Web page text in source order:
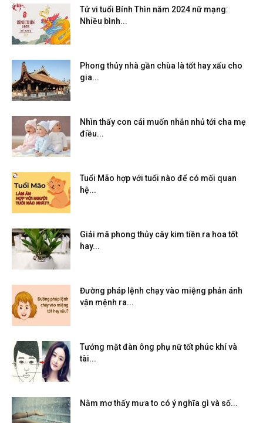
Tử vi tuổi Bính Thìn năm 2024 nữ mạng:
Nhiều bình...
Phong thủy nhà gần chùa là tốt hay xấu cho
gia...
Nhìn thấy con cái muốn nhắn nhủ tới cha mẹ
điều...
Tuổi Mão hợp với tuổi nào để có mối quan
hệ...
Giải mã phong thủy cây kim tiền ra hoa tốt
hay...
Đường pháp lệnh chạy vào miệng phản ánh
vận mệnh ra...
Tướng mặt đàn ông phụ nữ tốt phúc khí và
tài...
Nằm mơ thấy mưa to có ý nghĩa gì và số...